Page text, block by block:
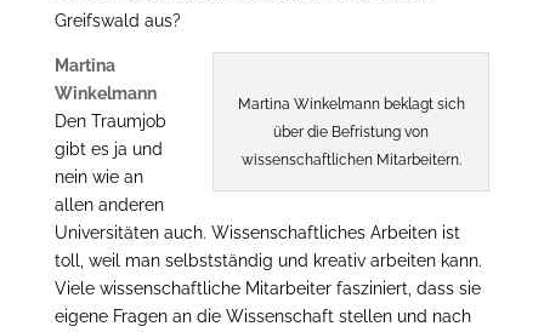
Greifswald aus?
Martina Winkelmann beklagt sich
über die Befristung von
wissenschaftlichen Mitarbeitern.
Martina
Winkelmann
Den Traumjob
gibt es ja und
nein wie an
allen anderen
Universitäten auch. Wissenschaftliches Arbeiten ist
toll, weil man selbstständig und kreativ arbeiten kann.
Viele wissenschaftliche Mitarbeiter fasziniert, dass sie
eigene Fragen an die Wissenschaft stellen und nach